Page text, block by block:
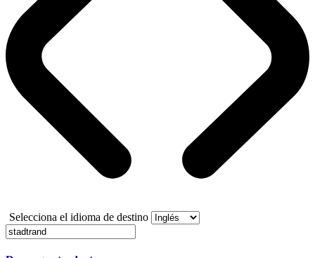
Selecciona el idioma de destino